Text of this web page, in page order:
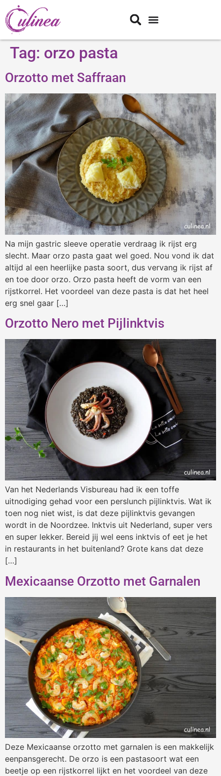
Tag: orzo pasta
Orzotto met Saffraan
Na mijn gastric sleeve operatie verdraag ik rijst erg
slecht. Maar orzo pasta gaat wel goed. Nou vond ik dat
altijd al een heerlijke pasta soort, dus vervang ik rijst af
en toe door orzo. Orzo pasta heeft de vorm van een
rijstkorrel. Het voordeel van deze pasta is dat het heel
erg snel gaar […]
Orzotto Nero met Pijlinktvis
Van het Nederlands Visbureau had ik een toffe
uitnodiging gehad voor een perslunch pijlinktvis. Wat ik
toen nog niet wist, is dat deze pijlinktvis gevangen
wordt in de Noordzee. Inktvis uit Nederland, super vers
en super lekker. Bereid jij wel eens inktvis of eet je het
in restaurants in het buitenland? Grote kans dat deze
[…]
Mexicaanse Orzotto met Garnalen
Deze Mexicaanse orzotto met garnalen is een makkelijk
eenpansgerecht. De orzo is een pastasoort wat een
beetje op een rijstkorrel lijkt en het voordeel van deze